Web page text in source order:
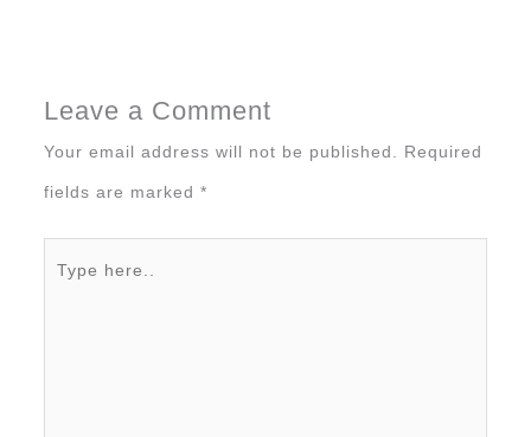
Leave a Comment
Your email address will not be published. Required
fields are marked *